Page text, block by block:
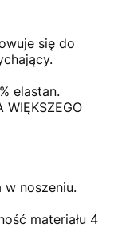
się do
elastan.
WIĘKSZEGO
w noszeniu.
materiału 4